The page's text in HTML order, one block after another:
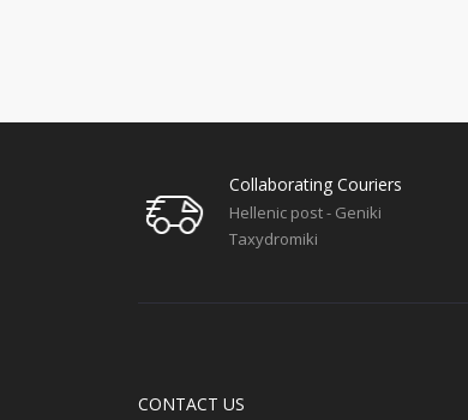
Collaborating Couriers
Hellenic post - Geniki
Taxydromiki
CONTACT US